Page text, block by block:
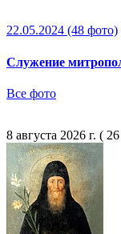
22.05.2024 (48 фото)
Служение
Все фото
8 августа 2026 г. (